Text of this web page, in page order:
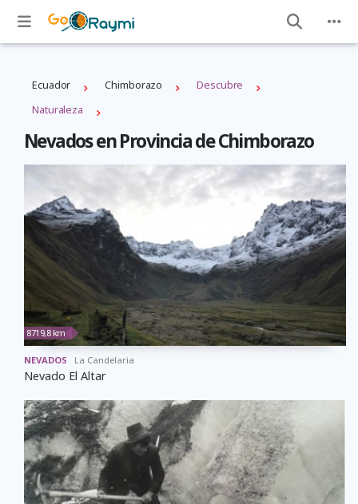
Ecuador Chimborazo
Descubre
Naturaleza
Nevados en Provincia de Chimborazo
8719,8 km
NEVADOS La Candelaria
Nevado El Altar